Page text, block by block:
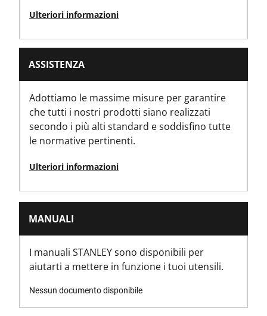
Materiale del prodotto
Cazzuola
Peso del prodotto Lordo [Kg]
0
1
Peso del prodotto [Kg]
Peso del prodotto
1.003
Ulteriori informazioni
ASSISTENZA
Adottiamo le massime misure per garantire
che tutti i nostri prodotti siano realizzati
secondo i più alti standard e soddisfino tutte
le normative pertinenti.
Ulteriori informazioni
MANUALI
I manuali STANLEY sono disponibili per
aiutarti a mettere in funzione i tuoi utensili.
Nessun documento disponibile